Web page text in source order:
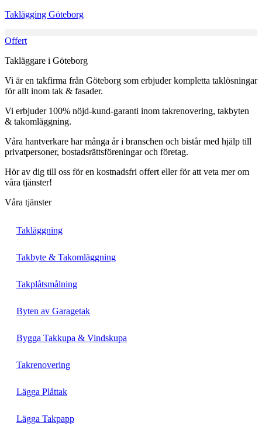
Skip
Taklägging Göteborg
Offert
Takläggare i Göteborg
Vi är en takfirma från Göteborg som erbjuder kompletta taklösningar
för allt inom tak & fasader.
Vi erbjuder 100% nöjd-kund-garanti inom takrenovering, takbyten
& takomläggning.
Våra hantverkare har många år i branschen och bistår med hjälp till
privatpersoner, bostadsrättsföreningar och företag.
Hör av dig till oss för en kostnadsfri offert eller för att veta mer om
våra tjänster!
Våra tjänster
Takläggning
Takbyte & Takomläggning
Takplåtsmålning
Byten av Garagetak
Bygga Takkupa & Vindskupa
Takrenovering
Lägga Plåttak
Lägga Takpapp